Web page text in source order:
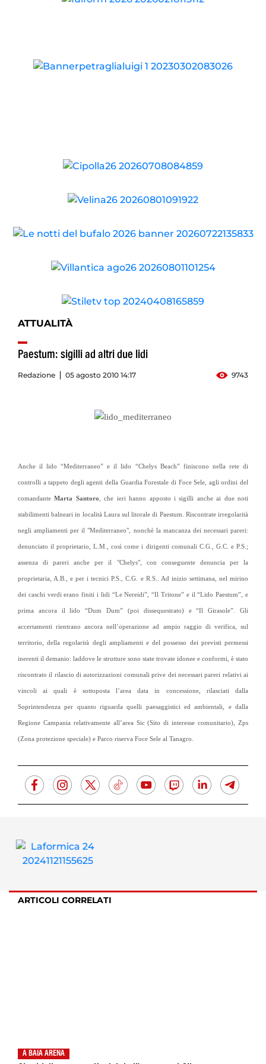
ATTUALITÀ
Paestum: sigilli ad altri due lidi
Redazione 05 agosto 2010 14:17 9743
Anche il lido “Mediterraneo” e il lido “Chelys Beach” finiscono nella rete di
controlli a tappeto degli agenti della Guardia Forestale di Foce Sele, agli ordini del
comandanteMarta Santoro , che ieri hanno apposto i sigilli anche ai due noti
stabilimenti balneari in località Laura sul litorale di Paestum. Riscontrate irregolarità
negli ampliamenti per il "Mediterraneo", nonchè la mancanza dei necessari pareri:
denunciato il proprietario, L.M., così come i dirigenti comunali C.G., G.C. e P.S.;
assenza di pareri anche per il "Chelys", con conseguente denuncia per la
proprietaria, A.B., e per i tecnici P.S., C.G. e R.S.. Ad inizio settimana, nel mirino
dei caschi verdi erano finiti i lidi “Le Nereidi”, “Il Tritone” e il “Lido Paestum”, e
prima ancora il lido “Dum Dum” (poi dissequestrato) e “Il Girasole”. Gli
accertamenti rientrano ancora nell’operazione ad ampio raggio di verifica, sul
territorio, della regolarità degli ampliamenti e del possesso dei previsti permessi
inerenti il demanio: laddove le strutture sono state trovate idonee e conformi, è stato
riscontrato il rilascio di autorizzazioni comunali prive dei necessari pareri relativi ai
vincoli ai quali è sottoposta l’area data in concessione, rilasciati dalla
Soprintendenza per quanto riguarda quelli paesaggistici ed ambientali, e dalla
Regione Campania relativamente all’area Sic (Sito di interesse comunitario), Zps
(Zona protezione speciale) e Parco riserva Foce Sele al Tanagro.
ARTICOLI CORRELATI
A BAIA ARENA